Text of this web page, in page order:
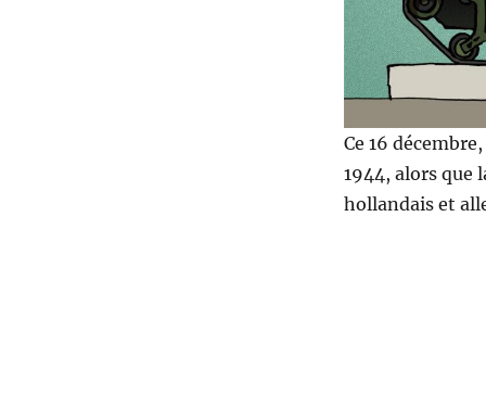
Ce 16
1944, alors que
hollandais et